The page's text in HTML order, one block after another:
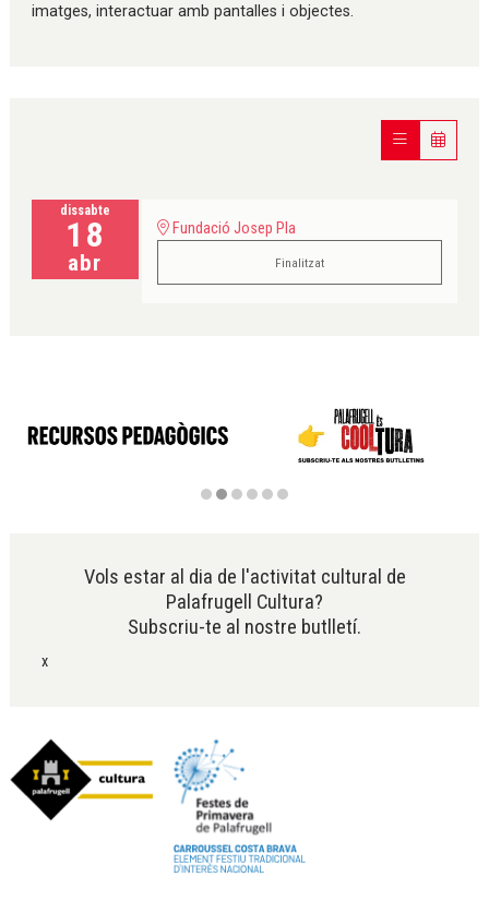
imatges, interactuar amb pantalles i objectes.
dissabte
18
abr
Fundació Josep Pla
Finalitzat
Vols estar al dia de l'activitat cultural de
Palafrugell Cultura?
Subscriu-te al nostre butlletí.
x